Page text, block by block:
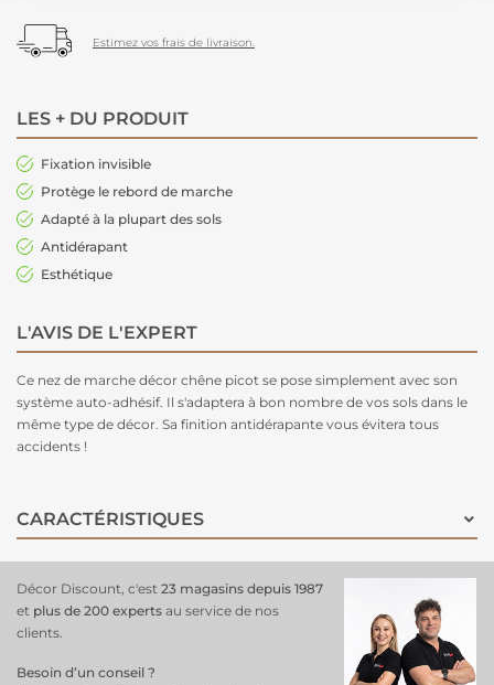
Estimez vos frais de livraison.
LES + DU PRODUIT
Fixation invisible
Protège le rebord de marche
Adapté à la plupart des sols
Antidérapant
Esthétique
L'AVIS DE L'EXPERT
Ce nez de marche décor chêne picot se pose simplement avec son
système auto-adhésif. Il s'adaptera à bon nombre de vos sols dans le
même type de décor. Sa finition antidérapante vous évitera tous
accidents !
CARACTÉRISTIQUES
Décor Discount, c'est 23 magasins depuis 1987
et plus de 200 experts au service de nos
clients.
Besoin d’un conseil ?